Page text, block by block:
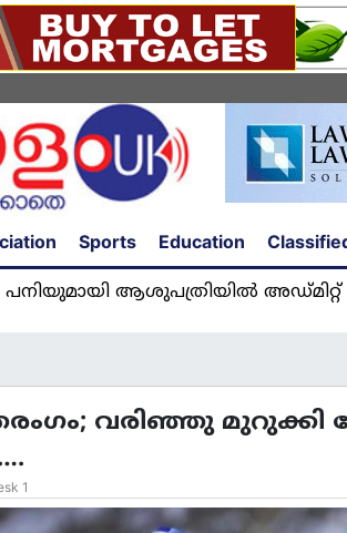
Sports Education
ആശുപത്രിയിൽ അഡ്മിറ്റ് ആയ
വരിഞ്ഞു
1